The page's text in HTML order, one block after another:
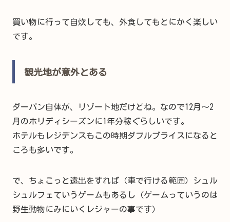
買い物に行って自炊しても、外食してもとにかく楽しい
です。
観光地が意外とある
ダーバン自体が、リゾート地だけどね。なので12月～2
月のホリディシーズンに1年分稼ぐらしいです。
ホテルもレジデンスもこの時期ダブルプライスになると
ころも多いです。
で、ちょこっと遠出をすれば（車で行ける範囲）シュル
シュルフェていうゲームもあるし（ゲームっていうのは
野生動物にみにいくレジャーの事です）